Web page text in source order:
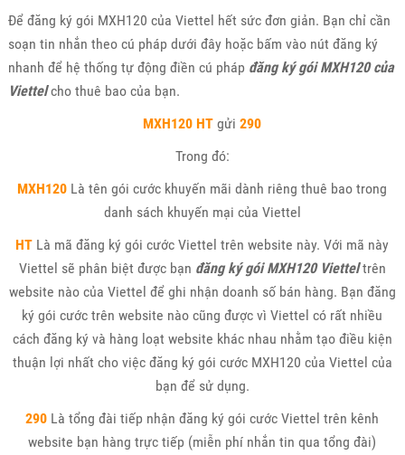
Để đăng ký gói MXH120 của Viettel hết sức đơn giản. Bạn chỉ cần
soạn tin nhắn theo cú pháp dưới đây hoặc bấm vào nút đăng ký
nhanh để hệ thống tự động điền cú pháp đăng ký gói MXH120 của
Viettelcho thuê bao của bạn.
MXH120 HT gửi 290
Trong đó:
MXH120 Là tên gói cước khuyến mãi dành riêng thuê bao trong
danh sách khuyến mại của Viettel
HT Là mã đăng ký gói cước Viettel trên website này. Với mã này
Viettel sẽ phân biệt được bạn đăng ký gói MXH120 Vietteltrên
website nào của Viettel để ghi nhận doanh số bán hàng. Bạn đăng
ký gói cước trên website nào cũng được vì Viettel có rất nhiều
cách đăng ký và hàng loạt website khác nhau nhằm tạo điều kiện
thuận lợi nhất cho việc đăng ký gói cước MXH120 của Viettel của
bạn để sử dụng.
290 Là tổng đài tiếp nhận đăng ký gói cước Viettel trên kênh
website bạn hàng trực tiếp (miễn phí nhắn tin qua tổng đài)